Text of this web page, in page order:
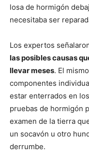
losa de hormigón
necesitaba ser
Los expertos
las posibles causas
llevar meses. El
componentes
estar enterrados en
pruebas de hormigón
examen de la tierra
un socavón u otro
derrumbe.